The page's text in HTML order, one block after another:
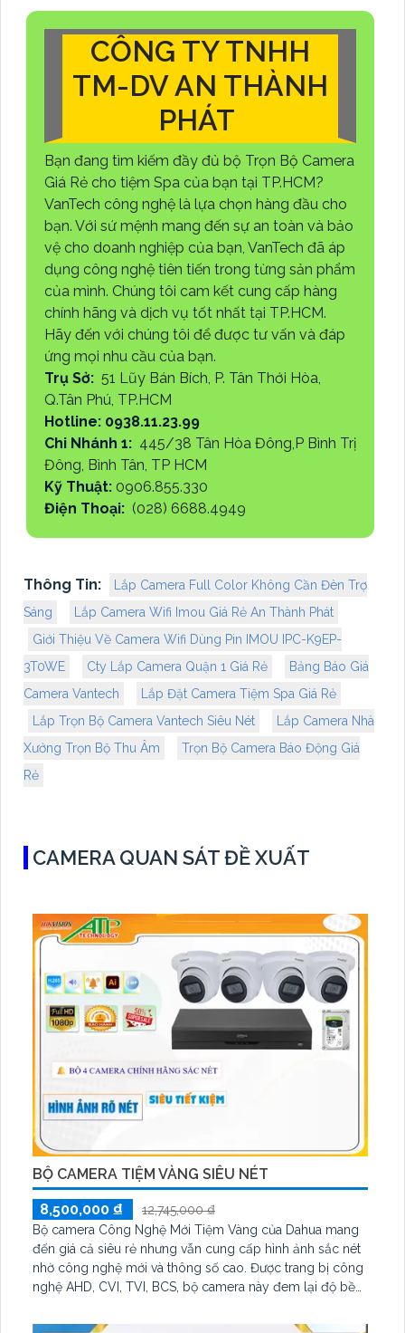
CÔNG TY TNHH
TM-DV AN THÀNH
PHÁT
Bạn đang tìm kiếm đầy đủ bộ Trọn Bộ Camera
Giá Rẻ cho tiệm Spa của bạn tại TP.HCM?
VanTech công nghệ là lựa chọn hàng đầu cho
bạn. Với sứ mệnh mang đến sự an toàn và bảo
vệ cho doanh nghiệp của bạn, VanTech đã áp
dụng công nghệ tiên tiến trong từng sản phẩm
của mình. Chúng tôi cam kết cung cấp hàng
chính hãng và dịch vụ tốt nhất tại TP.HCM.
Hãy đến với chúng tôi để được tư vấn và đáp
ứng mọi nhu cầu của bạn.
Trụ Sở: 51 Lũy Bán Bích, P. Tân Thới Hòa,
Q.Tân Phú, TP.HCM
Hotline: 0938.11.23.99
Chi Nhánh 1: 445/38 Tân Hòa Đông,P Bình Trị
Đông, Bình Tân, TP HCM
Kỹ Thuật: 0906.855.330
Điện Thoại: (028) 6688.4949
Thông Tin:
Lắp Camera Full Color Không Cần Đèn Trợ
Sáng
Lắp Camera Wifi Imou Giá Rẻ An Thành Phát
Giới Thiệu Về Camera Wifi Dùng Pin IMOU IPC-K9EP-
3T0WE
Cty Lắp Camera Quận 1 Giá Rẻ
Bảng Báo Giá
Camera Vantech
Lắp Đặt Camera Tiệm Spa Giá Rẻ
Lắp Trọn Bộ Camera Vantech Siêu Nét
Lắp Camera Nhà
Xưởng Trọn Bộ Thu Âm
Trọn Bộ Camera Báo Động Giá
Rẻ
CAMERA QUAN SÁT ĐỀ XUẤT
BỘ CAMERA TIỆM VÀNG SIÊU NÉT
8,500,000 ₫
12,745,000 ₫
Bộ camera Công Nghệ Mới Tiệm Vàng của Dahua mang
đến giá cả siêu rẻ nhưng vẫn cung cấp hình ảnh sắc nét
nhờ công nghệ mới và thông số cao. Được trang bị công
nghệ AHD, CVI, TVI, BCS, bộ camera này đem lại độ bền
sáng yếu. Việc giám sát qua điện thoại trở nên đơn giản